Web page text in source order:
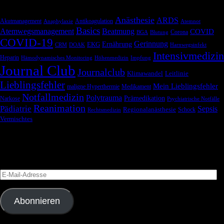
Akutmanagement Anaphylaxie Antikoagulation Anästhesie ARDS Atemnot
Atemwegsmanagement Basics Beatmung BGA Blutung Corona COVID
COVID-19 CRM DOAK EKG Ernährung Gerinnung Harnwegsinfekt
Heparin Hämodynamisches Monitoring Höhenmedizin Impfung Intensivmedizin
Journal Club Journalclub Klimawandel Leitlinie
Lieblingsfehler maligne Hyperthermie Medikament Mein Lieblingsfehler
Narkose Notfallmedizin Polytrauma Prämedikation Psychiatrische Notfälle
Pädiatrie Reanimation Rechtsmedizin Regionalanästhesie Schock Sepsis
Vermischtes
E-
Mail-
Adresse
Abonnieren